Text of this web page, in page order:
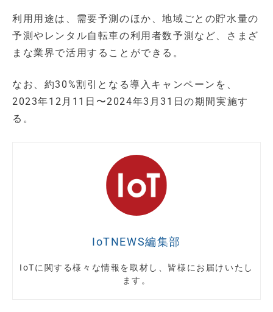
利用用途は、需要予測のほか、地域ごとの貯水量の
予測やレンタル自転車の利用者数予測など、さまざ
まな業界で活用することができる。
なお、約30%割引となる導入キャンペーンを、
2023年12月11日〜2024年3月31日の期間実施す
る。
IoTNEWS編集部
IoTに関する様々な情報を取材し、皆様にお届けいたし
ます。